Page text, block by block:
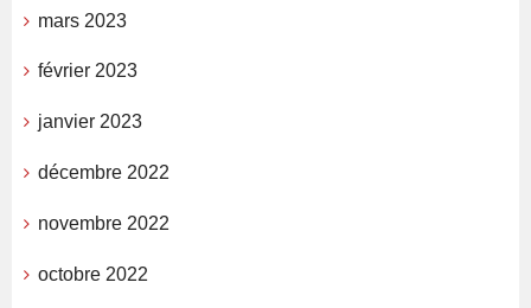
mars 2023
février 2023
janvier 2023
décembre 2022
novembre 2022
octobre 2022